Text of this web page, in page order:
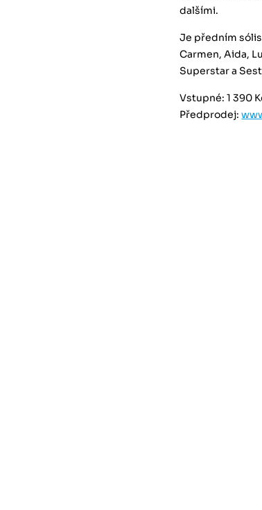
dalšími.
Je předním
Carmen, Aida,
Superstar a
Vstupné: 1 390
Předprodej: